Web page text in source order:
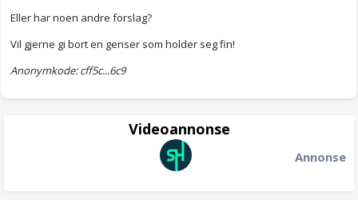
Eller har noen andre forslag?
Vil gjerne gi bort en genser som holder seg fin!
Anonymkode: cff5c...6c9
Videoannonse
Annonse